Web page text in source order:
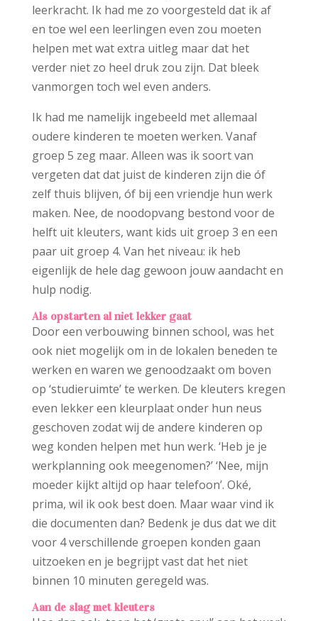
leerkracht. Ik had me zo voorgesteld dat ik af
en toe wel een leerlingen even zou moeten
helpen met wat extra uitleg maar dat het
verder niet zo heel druk zou zijn. Dat bleek
vanmorgen toch wel even anders.
Ik had me namelijk ingebeeld met allemaal
oudere kinderen te moeten werken. Vanaf
groep 5 zeg maar. Alleen was ik soort van
vergeten dat dat juist de kinderen zijn die óf
zelf thuis blijven, óf bij een vriendje hun werk
maken. Nee, de noodopvang bestond voor de
helft uit kleuters, want kids uit groep 3 en een
paar uit groep 4. Van het niveau: ik heb
eigenlijk de hele dag gewoon jouw aandacht en
hulp nodig.
Als opstarten al niet lekker gaat
Door een verbouwing binnen school, was het
ook niet mogelijk om in de lokalen beneden te
werken en waren we genoodzaakt om boven
op ‘studieruimte’ te werken. De kleuters kregen
even lekker een kleurplaat onder hun neus
geschoven zodat wij de andere kinderen op
weg konden helpen met hun werk. ‘Heb je je
werkplanning ook meegenomen?’ ‘Nee, mijn
moeder kijkt altijd op haar telefoon’. Oké,
prima, wil ik ook best doen. Maar waar vind ik
die documenten dan? Bedenk je dus dat we dit
voor 4 verschillende groepen konden gaan
uitzoeken en je begrijpt vast dat het niet
binnen 10 minuten geregeld was.
Aan de slag met kleuters